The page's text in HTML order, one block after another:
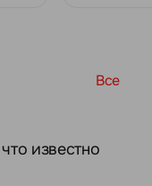
Все
известно